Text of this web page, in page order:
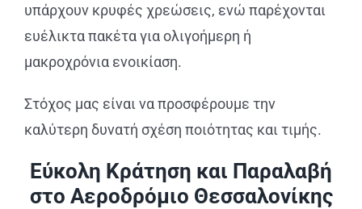
υπάρχουν κρυφές χρεώσεις, ενώ παρέχονται
ευέλικτα πακέτα για ολιγοήμερη ή
μακροχρόνια ενοικίαση.
Στόχος μας είναι να προσφέρουμε την
καλύτερη δυνατή σχέση ποιότητας και τιμής.
Εύκολη Κράτηση και Παραλαβή
στο Αεροδρόμιο Θεσσαλονίκης